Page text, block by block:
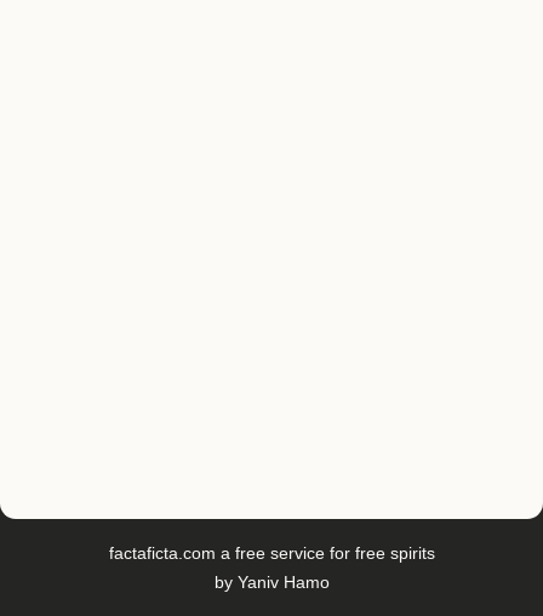
factaficta.com a free service for free spirits
by Yaniv Hamo